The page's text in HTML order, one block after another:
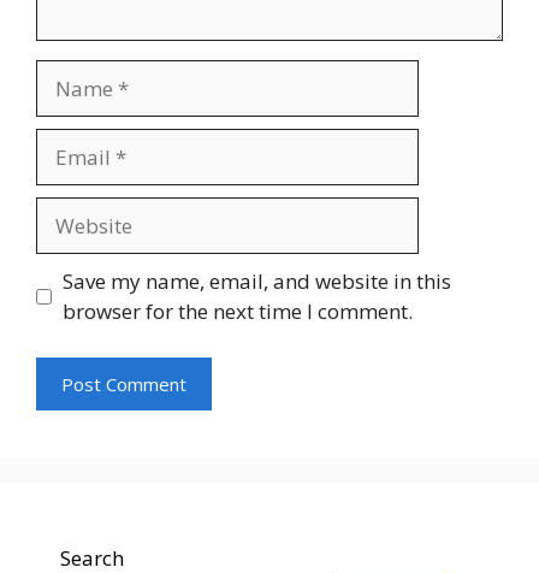
Save my name, email, and website in this
browser for the next time I comment.
Search